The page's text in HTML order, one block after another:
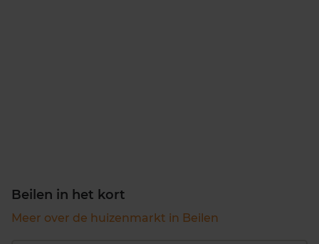
Beilen in het kort
Meer over de huizenmarkt in Beilen